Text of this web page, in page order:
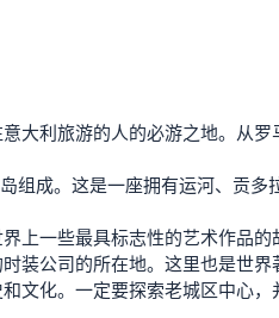
大利旅游的人的必游之地。从
组成。这是一座拥有运河、贡
上一些最具标志性的艺术作品
装公司的所在地。这里也是世
文化。一定要探索老城区中心